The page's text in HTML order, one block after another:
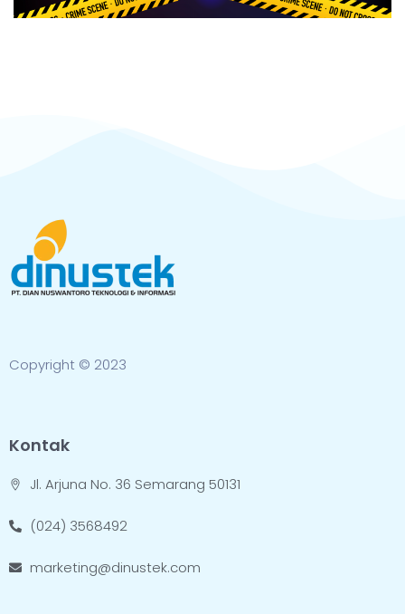
Copyright © 2023
Kontak
Jl. Arjuna No. 36 Semarang 50131
(024) 3568492
marketing@dinustek.com